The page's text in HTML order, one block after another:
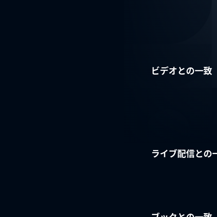
ビデオとの一致
ライブ配信との